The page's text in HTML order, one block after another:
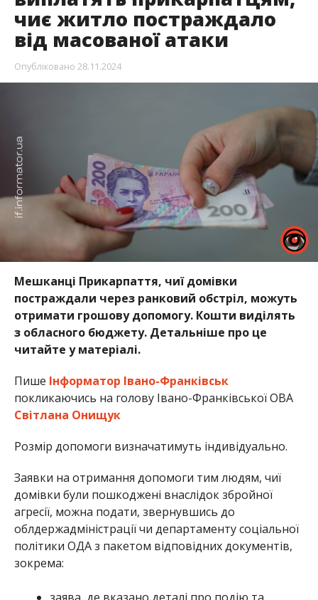
чиє житло постраждало
від масованої атаки
Опубліковано 28.11.2024
Мешканці Прикарпаття, чиї домівки
постраждали через ранковий обстріл, можуть
отримати грошову допомогу. Кошти виділять
з обласного бюджету. Детальніше про це
читайте у матеріалі.
Пише Інформатор Івано-Франківськ
покликаючись на голову Івано-Франківської ОВА
Світлана Онищук
Розмір допомоги визначатимуть індивідуально.
Заявки на отримання допомоги тим людям, чиї
домівки були пошкоджені внаслідок збройної
агресії, можна подати, звернувшись до
облдержадміністрації чи департаменту соціальної
політики ОДА з пакетом відповідних документів,
зокрема:
заява, де вказано деталі про подію та